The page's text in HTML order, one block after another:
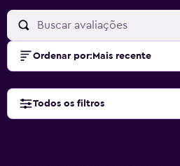
Ordenar por: Mais recente
Todos os filtros